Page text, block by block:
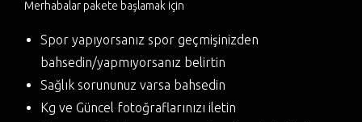
Merhabalar pakete başlamak için
Spor yapıyorsanız spor geçmişinizden
bahsedin/yapmıyorsanız belirtin
Sağlık sorununuz varsa bahsedin
Kg ve Güncel fotoğraflarınızı iletin